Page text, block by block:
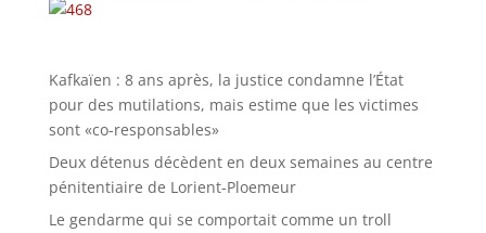
Kafkaïen : 8 ans après, la justice condamne l’État
pour des mutilations, mais estime que les victimes
sont «co-responsables»
Deux détenus décèdent en deux semaines au centre
pénitentiaire de Lorient-Ploemeur
Le gendarme qui se comportait comme un troll